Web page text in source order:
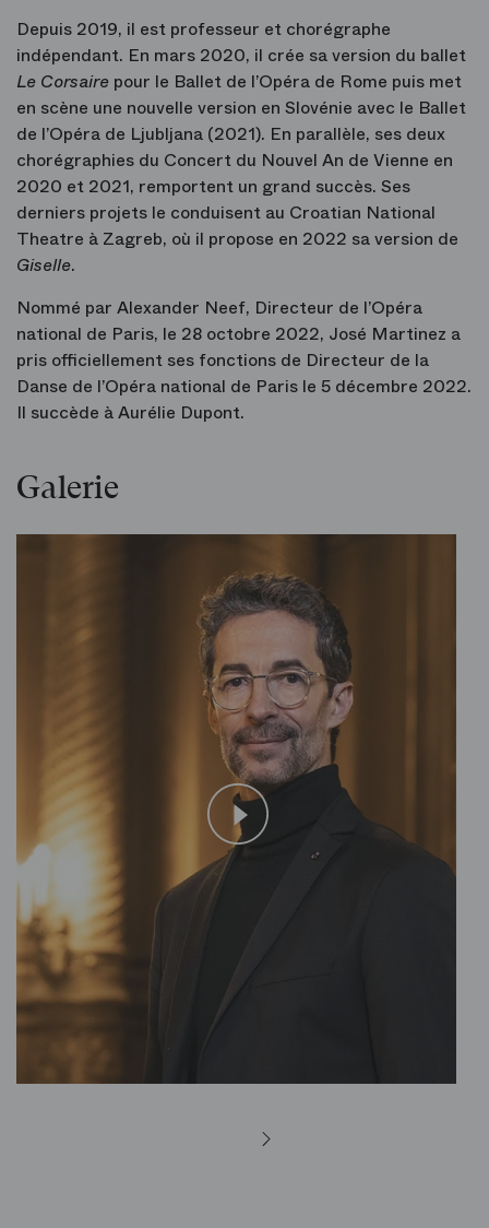
Depuis 2019, il est professeur et chorégraphe
indépendant. En mars 2020, il crée sa version du ballet
Le Corsaire pour le Ballet de l’Opéra de Rome puis met
en scène une nouvelle version en Slovénie avec le Ballet
de l’Opéra de Ljubljana (2021). En parallèle, ses deux
chorégraphies du Concert du Nouvel An de Vienne en
2020 et 2021, remportent un grand succès. Ses
derniers projets le conduisent au Croatian National
Theatre à Zagreb, où il propose en 2022 sa version de
Giselle.
Nommé par Alexander Neef, Directeur de l’Opéra
national de Paris, le 28 octobre 2022, José Martinez a
pris officiellement ses fonctions de Directeur de la
Danse de l’Opéra national de Paris le 5 décembre 2022.
Il succède à Aurélie Dupont.
Galerie